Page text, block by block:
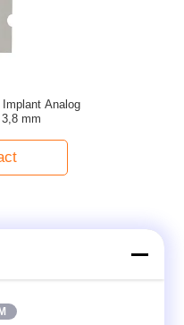
Analog
mm